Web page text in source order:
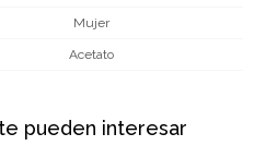
Mujer
Acetato
pueden interesar